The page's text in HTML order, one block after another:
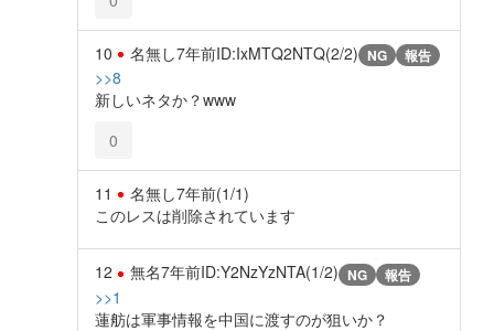
10 名無し7年前ID:IxMTQ2NTQ(2/2) NG 報告
>>8
新しいネタか？www
0
11 名無し7年前(1/1)
このレスは削除されています
12 無名7年前ID:Y2NzYzNTA(1/2) NG 報告
>>1
蓮舫は軍事情報を中国に渡すのが狙いか？